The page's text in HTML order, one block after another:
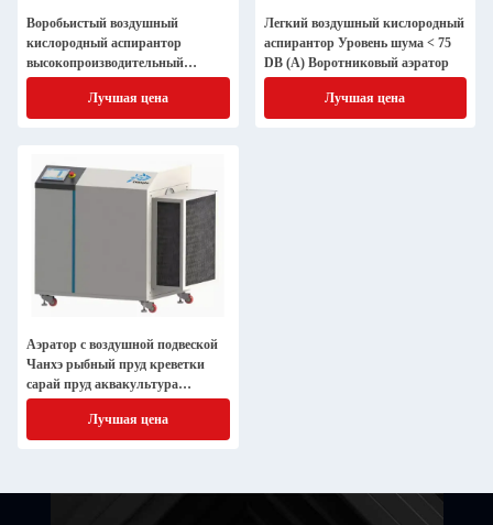
Воробьистый воздушный
кислородный аспирантор
высокопроизводительный
кислород для производства
Лучшая цена
Легкий воздушный кислородный
аспирантор Уровень шума < 75
DB (A) Воротниковый аэратор
Лучшая цена
Аэратор с воздушной подвеской
Чанхэ рыбный пруд креветки
сарай пруд аквакультура
энергоэффективный вентилятор
аэрации сточных вод
Лучшая цена